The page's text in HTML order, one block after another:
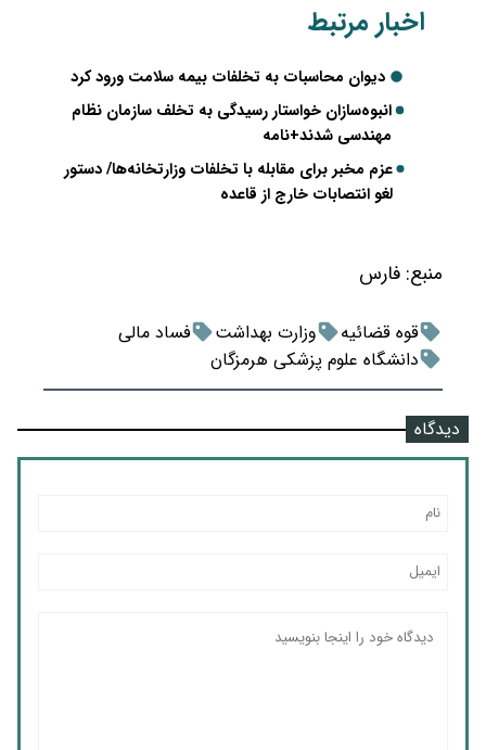
اخبار مرتبط
دیوان محاسبات به تخلفات بیمه سلامت ورود کرد
انبوه‌سازان خواستار رسیدگی به تخلف سازمان نظام
مهندسی شدند+نامه
عزم مخبر برای مقابله با تخلفات وزارتخانه‌ها/ دستور
لغو انتصابات خارج از قاعده
منبع: فارس
قوه قضائیه وزارت بهداشت
فساد مالی
دانشگاه علوم پزشکی هرمزگان
دیدگاه